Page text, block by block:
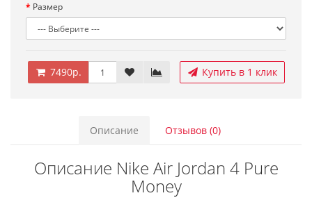
Размер
7490р. Купить в 1 клик
Описание Отзывов (0)
Описание Nike Air Jordan 4 Pure
Money